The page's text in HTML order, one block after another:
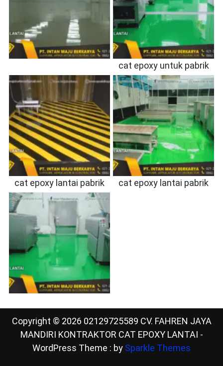
cat epoxy untuk pabrik
cat epoxy lantai pabrik cat epoxy lantai pabrik
Copyright © 2026 02129725589 CV. FAHREN JAYA
MANDIRI KONTRAKTOR CAT EPOXY LANTAI -
WordPress Theme : by Sparkle Themes